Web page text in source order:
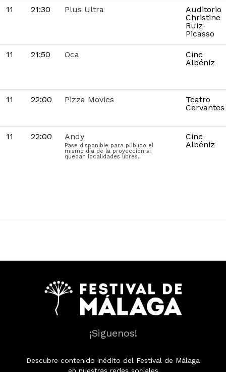
11 21:30 Plus Ultra
Auditorio
Christine
Ruiz-
Picasso
11 21:50 Oca
Cine
Albéniz
11 22:00 Pizza Movies
Teatro
Cervantes
11 22:00 Andy
Pase disponible para público el
mismo día de la proyección si
quedan localidades libres.
Cine
Albéniz
¡Siguenos!
Descubre contenido inédito del Festival de Málaga